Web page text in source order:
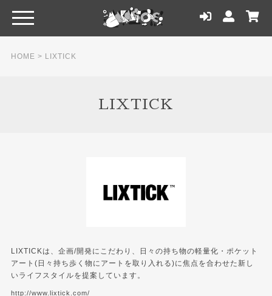
HOME > LIXTICK
LIXTICK
LIXTICKは、企画/開発にこだわり、日々の持ち物の軽量化・ポケット
アート(日々持ち歩く物にアートを取り入れる)に焦点を合わせた新し
いライフスタイルを提案しています。
http://www.lixtick.com/